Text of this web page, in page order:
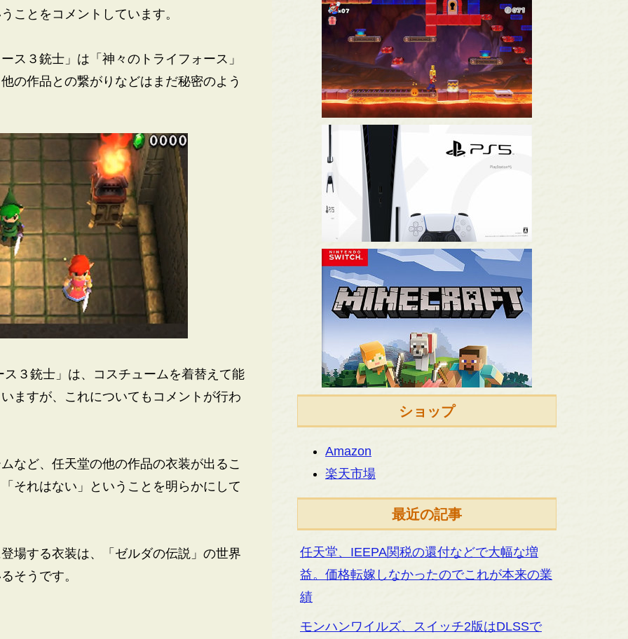
ことをコメントしています。
３銃士」は「神々のトライフォース」
の作品との繋がりなどはまだ秘密のよう
３銃士」は、コスチュームを着替えて能
ますが、これについてもコメントが行わ
ど、任天堂の他の作品の衣装が出るこ
それはない」ということを明らかにして
する衣装は、「ゼルダの伝説」の世界
そうです。
ショップ
Amazon
楽天市場
最近の記事
任天堂、IEEPA関税の還付などで大幅な増
益。価格転嫁しなかったのでこれが本来の業
績
モンハンワイルズ、スイッチ2版はDLSSで